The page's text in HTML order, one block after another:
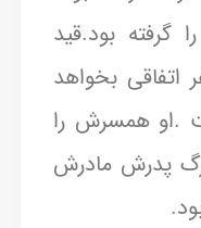
گرفته بود.قید
اتفاقی بخواهد
.او همسرش را
پدرش مادرش